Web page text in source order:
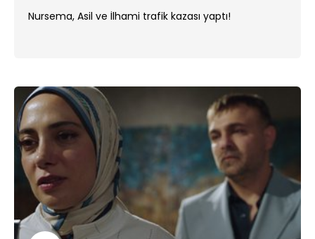
Nursema, Asil ve İlhami trafik kazası yaptı!